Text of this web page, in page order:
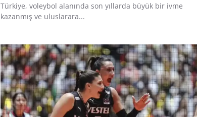
Türkiye, voleybol alanında son yıllarda büyük bir ivme
kazanmış ve uluslarara...